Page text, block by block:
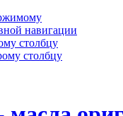
навигации
столбцу
столбцу